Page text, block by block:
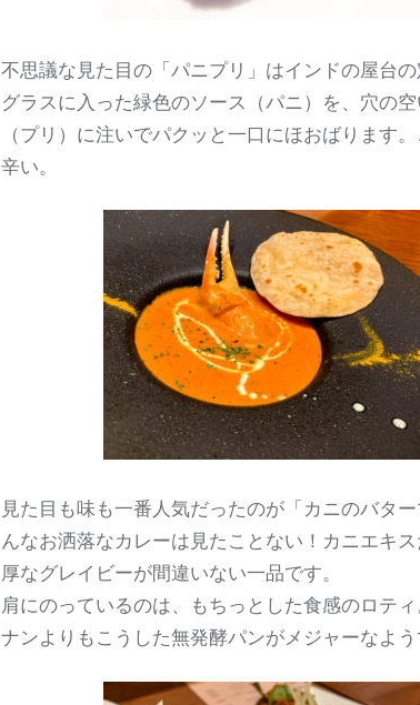
不思議な見た目の「パニプリ」はインドの屋台の
グラスに入った緑色のソース（パニ）を、穴の
（プリ）に注いでパクッと一口にほおばります
辛い。
見た目も味も一番人気だったのが「カニのバター
んなお洒落なカレーは見たことない！カニエキ
厚なグレイビーが間違いない一品です。
肩にのっているのは、もちっとした食感のロティ
ナンよりもこうした無発酵パンがメジャーなよう